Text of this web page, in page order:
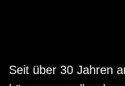
Seit über 30 Jahren